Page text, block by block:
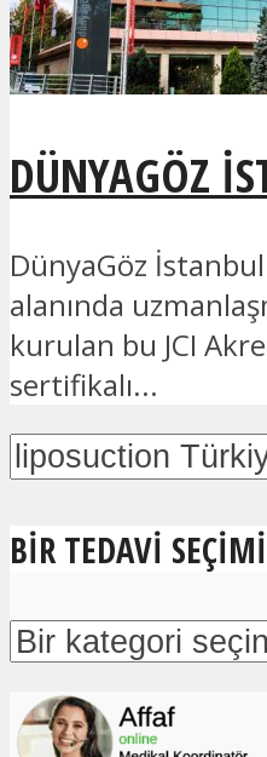
DÜNYAGÖZ
DünyaGöz
alanında
kurulan bu JCI
sertifikalı...
BIR TEDAVI SEÇIMI